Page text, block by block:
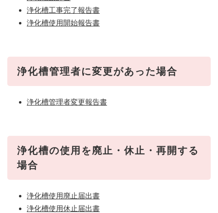
浄化槽工事完了報告書
浄化槽使用開始報告書
浄化槽管理者に変更があった場合
浄化槽管理者変更報告書
浄化槽の使用を廃止・休止・再開する
場合
浄化槽使用廃止届出書
浄化槽使用休止届出書